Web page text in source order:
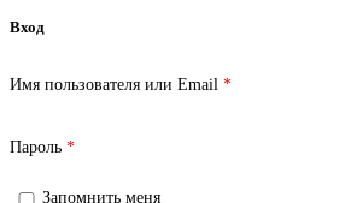
Вход
Имя пользователя или Email *
Пароль *
Запомнить меня